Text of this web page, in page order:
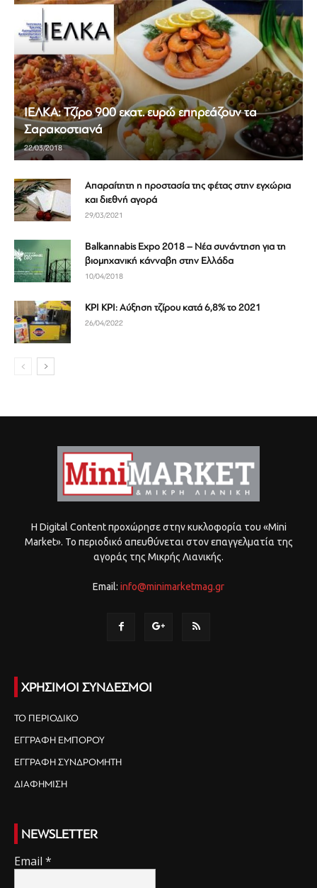
ΙΕΛΚΑ: Τζίρο 900 εκατ. ευρώ επηρεάζουν τα
Σαρακοστιανά
22/03/2018
Απαραίτητη η προστασία της φέτας στην εγχώρια
και διεθνή αγορά
29/03/2021
Balkannabis Expo 2018 – Νέα συνάντηση για τη
βιομηχανική κάνναβη στην Ελλάδα
10/04/2018
ΚΡΙ ΚΡΙ: Αύξηση τζίρου κατά 6,8% το 2021
26/04/2022
Η Digital Content προχώρησε στην κυκλοφορία του «Mini
Market». Το περιοδικό απευθύνεται στον επαγγελματία της
αγοράς της Μικρής Λιανικής.
Email: info@minimarketmag.gr
ΧΡΗΣΙΜΟΙ ΣΥΝΔΕΣΜΟΙ
ΤΟ ΠΕΡΙΟΔΙΚΟ
ΕΓΓΡΑΦΗ ΕΜΠΟΡΟΥ
ΕΓΓΡΑΦΗ ΣΥΝΔΡΟΜΗΤΗ
ΔΙΑΦΗΜΙΣΗ
NEWSLETTER
Email *